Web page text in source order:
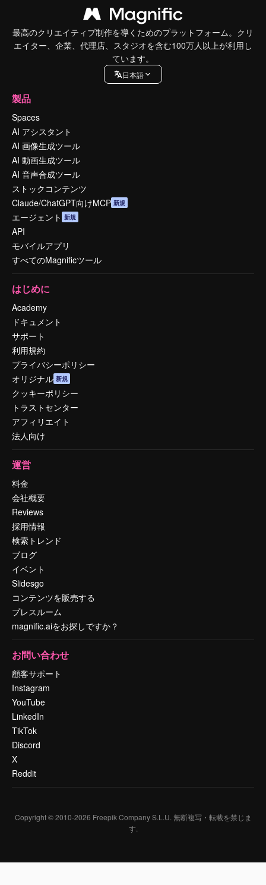
最高のクリエイティブ制作を導くためのプラットフォーム。クリ
エイター、企業、代理店、スタジオを含む100万人以上が利用し
ています。
日本語
製品
Spaces
AI アシスタント
AI 画像生成ツール
AI 動画生成ツール
AI 音声合成ツール
ストックコンテンツ
Claude/ChatGPT向けMCP 新規
エージェント 新規
API
モバイルアプリ
すべてのMagnificツール
はじめに
Academy
ドキュメント
サポート
利用規約
プライバシーポリシー
オリジナル 新規
クッキーポリシー
トラストセンター
アフィリエイト
法人向け
運営
料金
会社概要
Reviews
採用情報
検索トレンド
ブログ
イベント
Slidesgo
コンテンツを販売する
プレスルーム
magnific.aiをお探しですか？
お問い合わせ
顧客サポート
Instagram
YouTube
LinkedIn
TikTok
Discord
X
Reddit
Copyright © 2010-2026 Freepik Company S.L.U. 無断複写・転載を禁じま
す.